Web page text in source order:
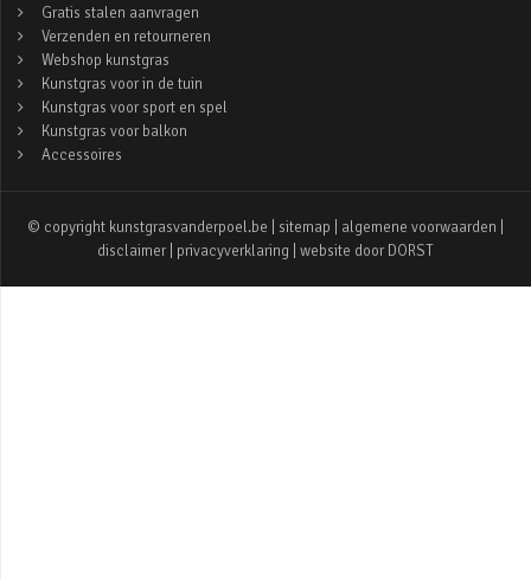
Gratis stalen aanvragen
Verzenden en retourneren
Webshop kunstgras
Kunstgras voor in de tuin
Kunstgras voor sport en spel
Kunstgras voor balkon
Accessoires
© copyright kunstgrasvanderpoel.be | sitemap algemene voorwaarden
disclaimer
privacyverklaring | website door DORST